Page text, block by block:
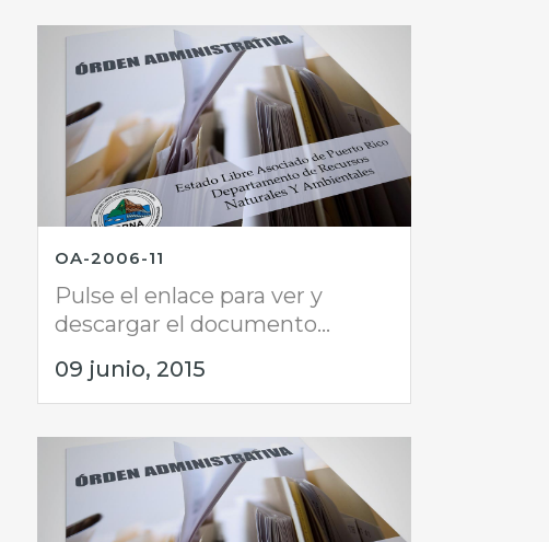
OA-2006-11
Pulse el enlace para ver y
descargar el documento...
09 junio, 2015